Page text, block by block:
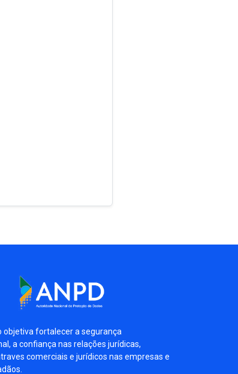
objetiva fortalecer a segurança
a confiança nas relações jurídicas,
comerciais e jurídicos nas empresas e